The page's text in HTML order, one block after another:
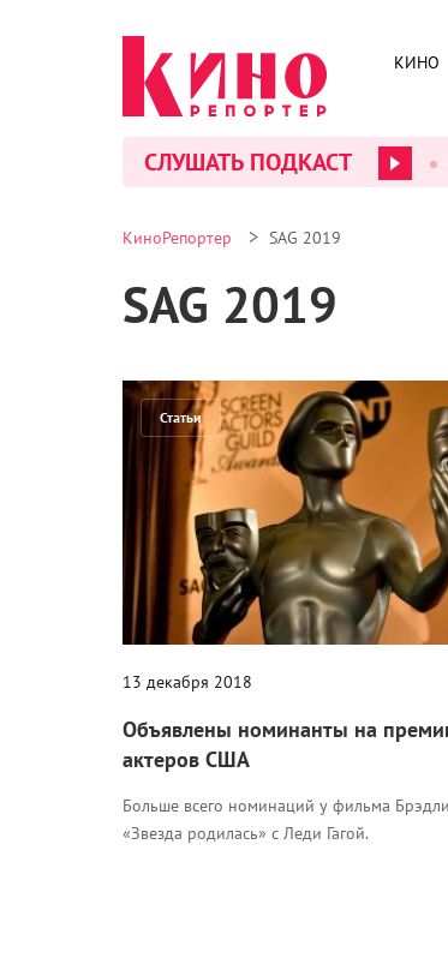
КИНО
СЛУШАТЬ ПОДКАСТ
КиноРепортер > SAG 2019
SAG 2019
Статьи
13 декабря 2018
Объявлены номинанты на
актеров США
Больше всего номинаций у фильма
«Звезда родилась» с Леди Гагой.